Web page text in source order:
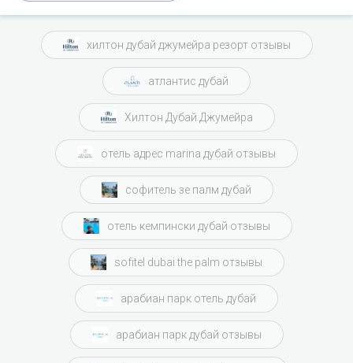
хилтон дубай джумейра резорт отзывы
атлантис дубай
Хилтон Дубай Джумейра
отель адрес marina дубай отзывы
софитель зе палм дубай
отель кемпински дубай отзывы
sofitel dubai the palm отзывы
арабиан парк отель дубай
арабиан парк дубай отзывы